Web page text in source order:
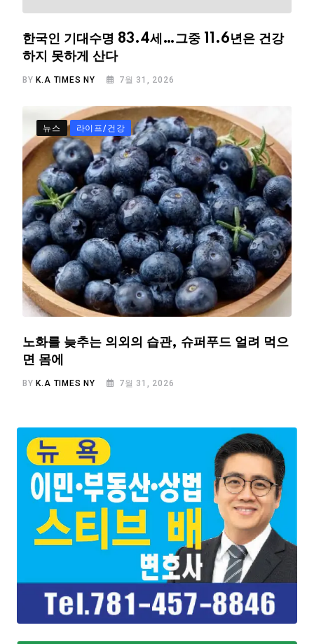
한국인 기대수명 83.4세…그중 11.6년은 건강
하지 못하게 산다
BY K.A TIMES NY 7월 31, 2026
뉴스 라이프/건강
노화를 늦추는 의외의 습관, 슈퍼푸드 얼려 먹으
면 몸에
BYK.A TIMES NY 7월 31, 2026